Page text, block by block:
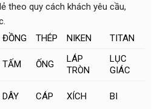
theo quy cách khách yêu cầu,
ĐỒNG THÉP NIKEN TITAN
TẤM ỐNG
LÁP
TRÒN
LỤC
GIÁC
DÂY CÁP XÍCH BI